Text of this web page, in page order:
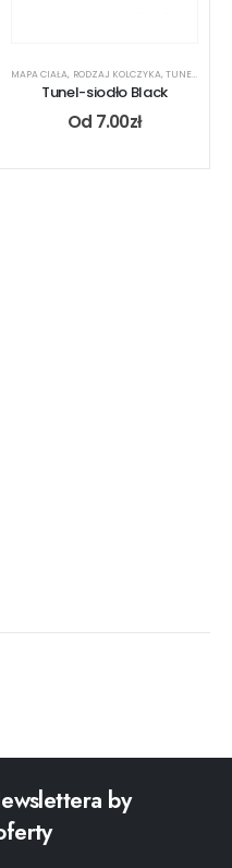
MAPA CIAŁA, RODZAJ KOLCZYKA,TUNEL ,
Tunel-siodło Black
Od 7.00zł
PIERCERA
by